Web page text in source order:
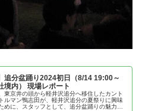
追分盆踊り2024初日（8/14 19:00～
境内） 現場レポート
東京井の頭から軽井沢追分へ移住したカント
ルマン鴨志田が、軽井沢追分の夏祭りに興味
めに、スタッフとして、追分盆踊りの魅力を